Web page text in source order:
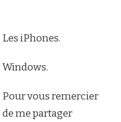
Les iPhones.
Windows.
Pour vous remercier
de me partager